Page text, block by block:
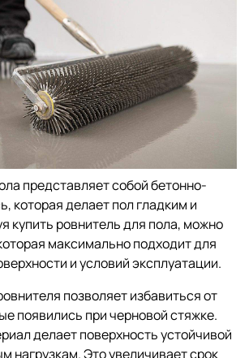
представляет собой бетонно-
которая делает пол гладким и
купить ровнитель для пола, можно
максимально подходит для
и условий эксплуатации.
позволяет избавиться от
появились при черновой стяжке.
делает поверхность устойчивой
нагрузкам. Это увеличивает срок